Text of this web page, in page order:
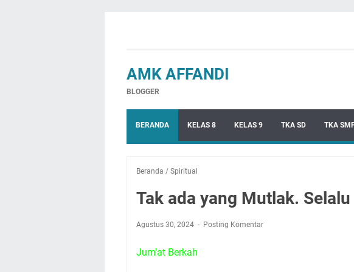
AMK AFFANDI
BLOGGER
BERANDA KELAS 8 KELAS 9 TKA SD TKA
Beranda / Spiritual
Tak ada yang Mutlak.
Agustus 30, 2024 Posting Komentar
Jum'at Berkah